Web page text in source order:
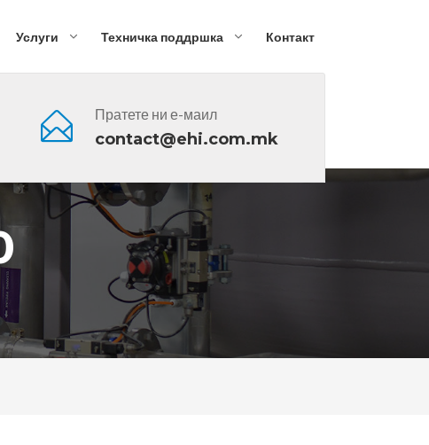
Услуги Техничка поддршка Контакт
Пратете ни е-маил
contact@ehi.com.mk